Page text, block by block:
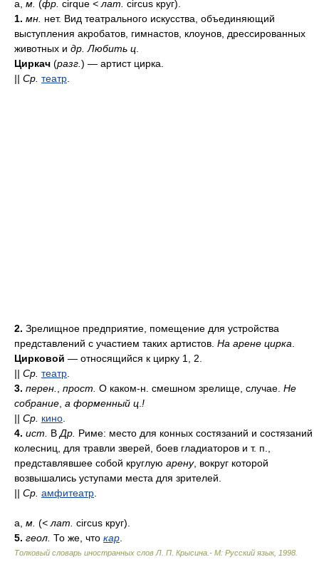
а, м. (фр. cirque < лат. circus круг).
1. мн. нет. Вид театрального искусства, объединяющий
выступления акробатов, гимнастов, клоунов, дрессированных
животных и др. Любить ц
Циркач (разг. ) — артист цирка.
|| Ср. театр
2. Зрелищное предприятие, помещение для устройства
представлений с участием таких артистов. На арене цирка
Цирковой — относящийся к цирку 1, 2.
|| Ср. театр
3. перен. прост. О каком-н. смешном зрелище, случае. Не
собрание а форменный ц !
|| Ср. кино
4. ист. В Др. Риме: место для конных состязаний и состязаний
колесниц, для травли зверей, боев гладиаторов и т. п.,
представлявшее собой круглую арену, вокруг которой
возвышались уступами места для зрителей.
|| Ср. амфитеатр
а, м. (< лат. circus круг).
5. геол. То же, что кар
Толковый словарь иностранных слов Л. П. Крысина.- М: Русский язык, 1998